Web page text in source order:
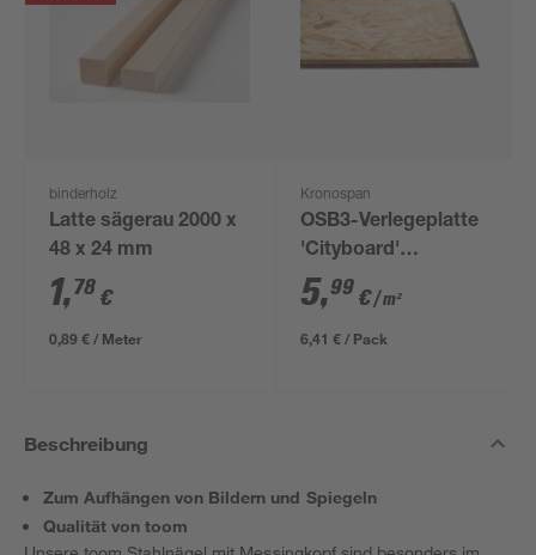
binderholz
Latte sägerau 2000 x
48 x 24 mm
1,78 €
0,89 € / Meter
Kronospan
OSB3-Verlegeplatte
'Cityboard'
ungeschliffen 1690 x
634 x 12 mm
5,99 €/ m²
6,41 € / Pack
Beschreibung
Zum Aufhängen von Bildern und Spiegeln
Qualität von toom